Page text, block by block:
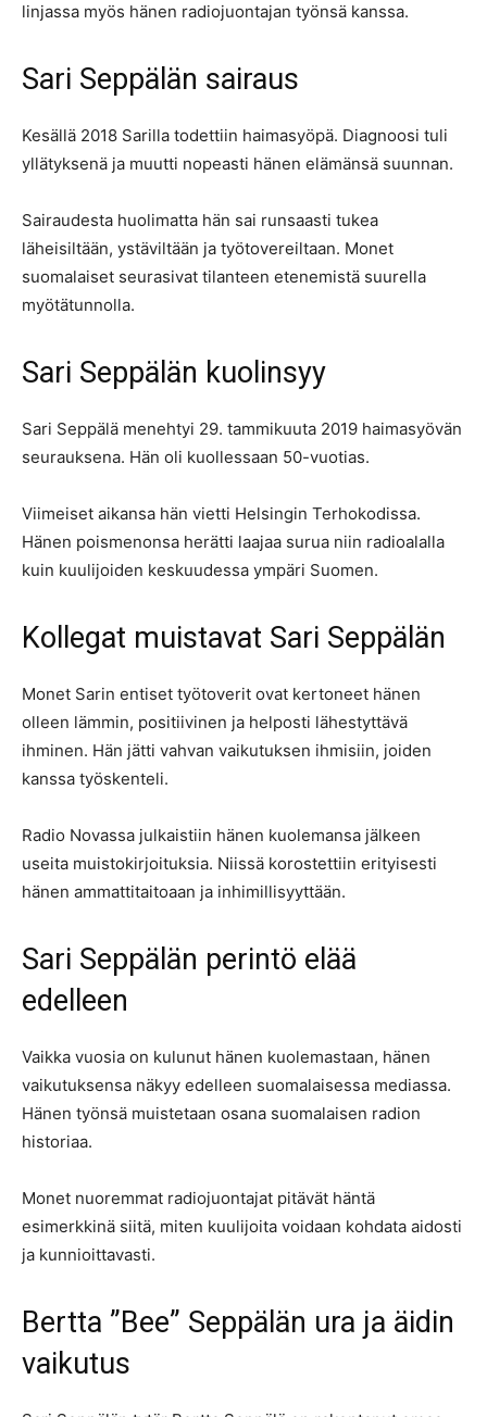
linjassa myös hänen radiojuontajan työnsä kanssa.
Sari Seppälän sairaus
Kesällä 2018 Sarilla todettiin haimasyöpä. Diagnoosi tuli
yllätyksenä ja muutti nopeasti hänen elämänsä suunnan.
Sairaudesta huolimatta hän sai runsaasti tukea
läheisiltään, ystäviltään ja työtovereiltaan. Monet
suomalaiset seurasivat tilanteen etenemistä suurella
myötätunnolla.
Sari Seppälän kuolinsyy
Sari Seppälä menehtyi 29. tammikuuta 2019 haimasyövän
seurauksena. Hän oli kuollessaan 50-vuotias.
Viimeiset aikansa hän vietti Helsingin Terhokodissa.
Hänen poismenonsa herätti laajaa surua niin radioalalla
kuin kuulijoiden keskuudessa ympäri Suomen.
Kollegat muistavat Sari Seppälän
Monet Sarin entiset työtoverit ovat kertoneet hänen
olleen lämmin, positiivinen ja helposti lähestyttävä
ihminen. Hän jätti vahvan vaikutuksen ihmisiin, joiden
kanssa työskenteli.
Radio Novassa julkaistiin hänen kuolemansa jälkeen
useita muistokirjoituksia. Niissä korostettiin erityisesti
hänen ammattitaitoaan ja inhimillisyyttään.
Sari Seppälän perintö elää
edelleen
Vaikka vuosia on kulunut hänen kuolemastaan, hänen
vaikutuksensa näkyy edelleen suomalaisessa mediassa.
Hänen työnsä muistetaan osana suomalaisen radion
historiaa.
Monet nuoremmat radiojuontajat pitävät häntä
esimerkkinä siitä, miten kuulijoita voidaan kohdata aidosti
ja kunnioittavasti.
Bertta ”Bee” Seppälän ura ja äidin
vaikutus